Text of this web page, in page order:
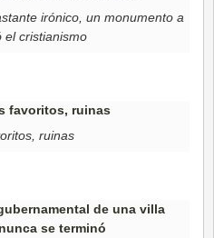
irónico, un monumento a
el cristianismo
ruinas